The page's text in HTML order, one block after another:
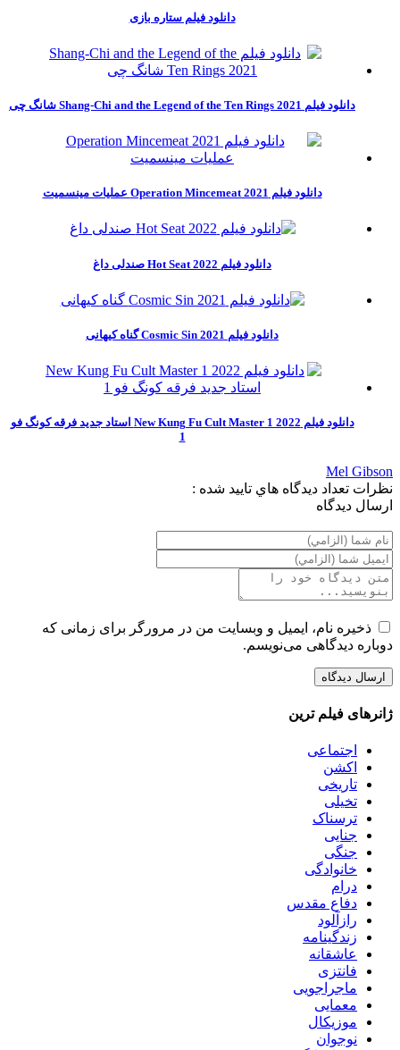
دانلود فیلم ستاره بازی
دانلود فیلم Shang-Chi and the Legend of the Ten Rings 2021 شانگ چی
دانلود فیلم Operation Mincemeat 2021 عملیات مینسمیت
دانلود فیلم Hot Seat 2022 صندلی داغ
دانلود فیلم Cosmic Sin 2021 گناه کیهانی
دانلود فیلم New Kung Fu Cult Master 1 2022 استاد جدید فرقه کونگ فو
1
Mel Gibson
نظرات تعداد ديدگاه هاي تاييد شده :
ارسال ديدگاه
ذخیره نام، ایمیل و وبسایت من در مرورگر برای زمانی که
دوباره دیدگاهی می‌نویسم.
ژانرهای فیلم ترین
اجتماعی
اکشن
تاریخی
تخیلی
ترسناک
جنایی
جنگی
خانوادگی
درام
دفاع مقدس
رازآلود
زندگینامه
عاشقانه
فانتزی
ماجراجویی
معمایی
موزیکال
نوجوان